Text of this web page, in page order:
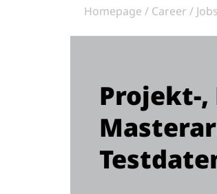
Homepage Career Jobs
Projekt-,